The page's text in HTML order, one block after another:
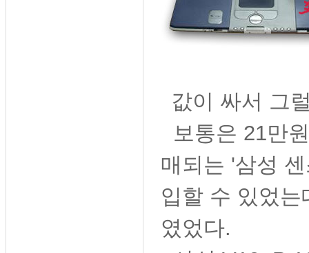
값이 싸서 그
보통은 21만
매되는 '삼성
입할 수 있었
였었다.